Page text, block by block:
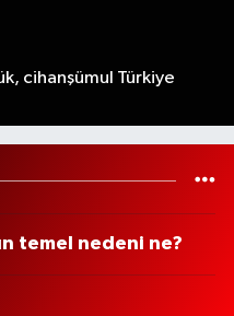
cihanşümul Türkiye
temel nedeni ne?